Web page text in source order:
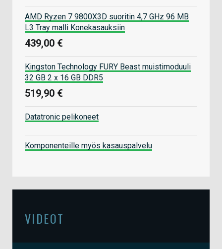
AMD Ryzen 7 9800X3D suoritin 4,7 GHz 96 MB
L3 Tray malli Konekasauksiin
439,00 €
Kingston Technology FURY Beast muistimoduuli
32 GB 2 x 16 GB DDR5
519,90 €
Datatronic pelikoneet
Komponenteille myös kasauspalvelu
VIDEOT